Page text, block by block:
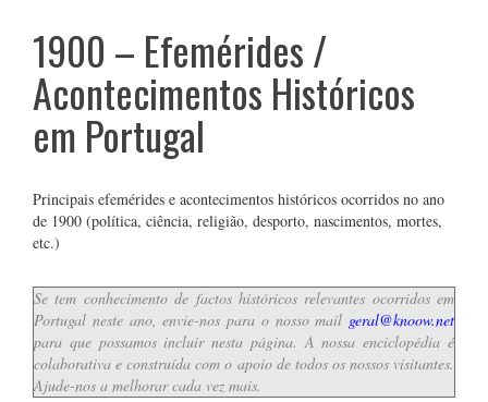
1900 – Efemérides /
Acontecimentos Históricos
em Portugal
Principais efemérides e acontecimentos históricos ocorridos no ano
de 1900 (política, ciência, religião, desporto, nascimentos, mortes,
etc.)
Se tem conhecimento de factos históricos relevantes ocorridos em
Portugal neste ano, envie-nos para o nosso mail geral@knoow.net
para que possamos incluir nesta página. A nossa enciclopédia é
colaborativa e construída com o apoio de todos os nossos visitantes.
Ajude-nos a melhorar cada vez mais.